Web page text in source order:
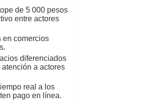
de 5 000 pesos
entre actores
en comercios
diferenciados
a actores
real a los
pago en línea.